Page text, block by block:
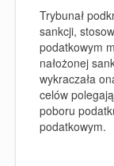
Trybunał
sankcji,
podatkowym
nałożonej
wykraczała
celów
poboru
podatkowym.